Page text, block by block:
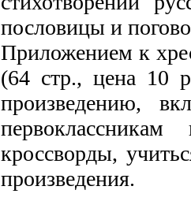
пословицы и
Приложением к
(64 стр., цена 10
произведению,
кроссворды,
произведения.